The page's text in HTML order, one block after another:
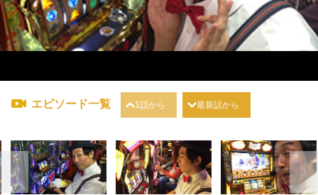
エピソード一覧 1話から 最新話から